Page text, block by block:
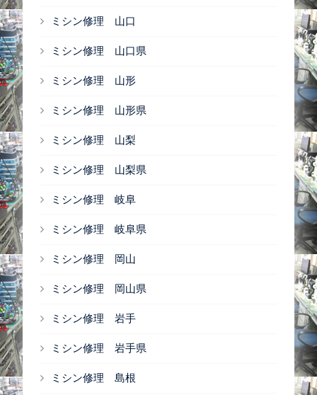
ミシン修理 山口
ミシン修理 山口県
ミシン修理 山形
ミシン修理 山形県
ミシン修理 山梨
ミシン修理 山梨県
ミシン修理 岐阜
ミシン修理 岐阜県
ミシン修理 岡山
ミシン修理 岡山県
ミシン修理 岩手
ミシン修理 岩手県
ミシン修理 島根